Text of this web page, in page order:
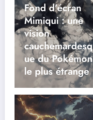
Fond d’écran
Mimiqui : une
vision
cauchemardesq
ue du Pokémon
le plus étrange